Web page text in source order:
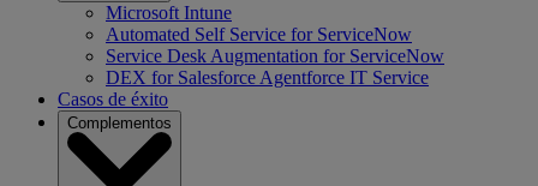
Microsoft Intune
Automated Self Service for ServiceNow
Service Desk Augmentation for ServiceNow
DEX for Salesforce Agentforce IT Service
Casos de éxito
Complementos